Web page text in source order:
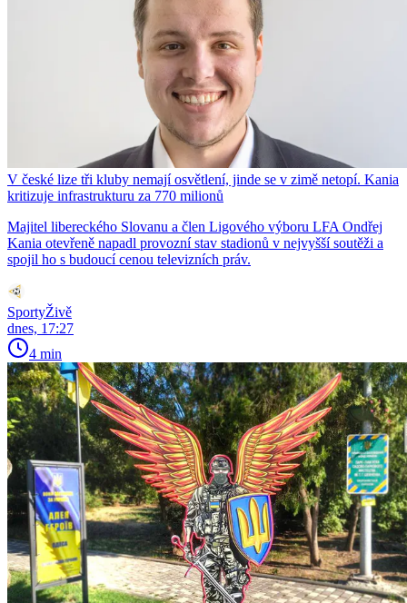
V české lize tři kluby nemají osvětlení, jinde se v zimě netopí. Kania
kritizuje infrastrukturu za 770 milionů
Majitel libereckého Slovanu a člen Ligového výboru LFA Ondřej
Kania otevřeně napadl provozní stav stadionů v nejvyšší soutěži a
spojil ho s budoucí cenou televizních práv.
SportyŽivě
dnes, 17:27
4 min